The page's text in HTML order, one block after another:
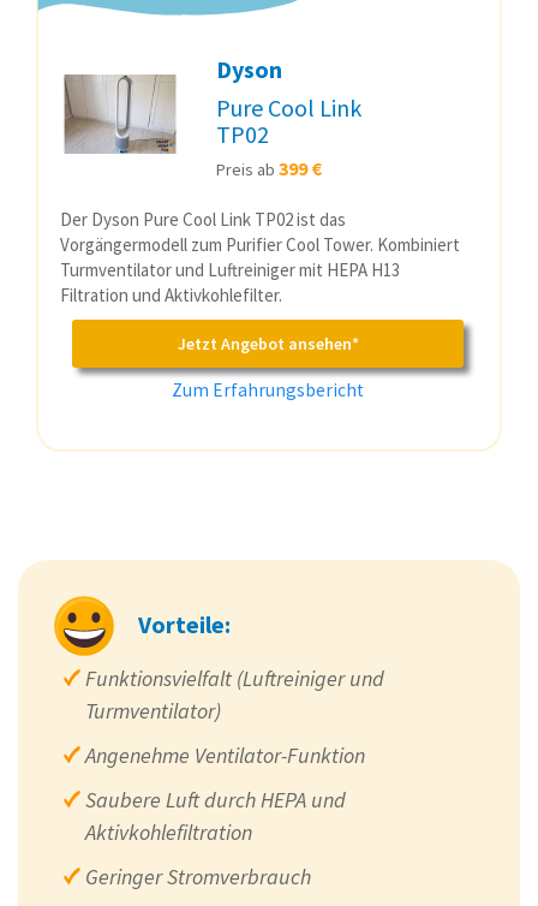
Dyson
Pure Cool Link
TP02
Preis ab 399 €
Der Dyson Pure Cool Link TP02 ist das
Vorgängermodell zum Purifier Cool Tower. Kombiniert
Turmventilator und Luftreiniger mit HEPA H13
Filtration und Aktivkohlefilter.
Jetzt Angebot ansehen*
Zum Erfahrungsbericht
Vorteile:
Funktionsvielfalt (Luftreiniger und
Turmventilator)
Angenehme Ventilator-Funktion
Saubere Luft durch HEPA und
Aktivkohlefiltration
Geringer Stromverbrauch